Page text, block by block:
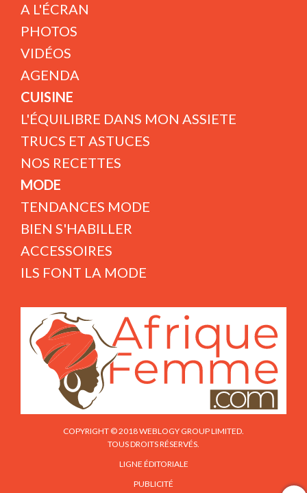
A L'ÉCRAN
PHOTOS
VIDÉOS
AGENDA
CUISINE
L'ÉQUILIBRE DANS MON ASSIETE
TRUCS ET ASTUCES
NOS RECETTES
MODE
TENDANCES MODE
BIEN S'HABILLER
ACCESSOIRES
ILS FONT LA MODE
COPYRIGHT © 2018 WEBLOGY GROUP LIMITED.
TOUS DROITS RÉSERVÉS.
LIGNE ÉDITORIALE
PUBLICITÉ